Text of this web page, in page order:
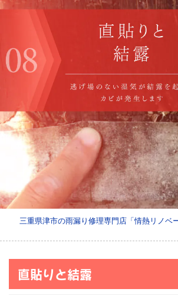
三重県津市の雨漏り修理専門店「情熱リノベ
直貼りと結露